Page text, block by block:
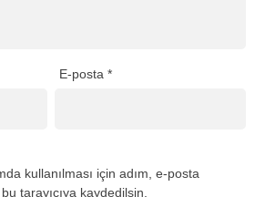
E-posta*
kullanılması için adım, e-posta
tarayıcıya kaydedilsin.